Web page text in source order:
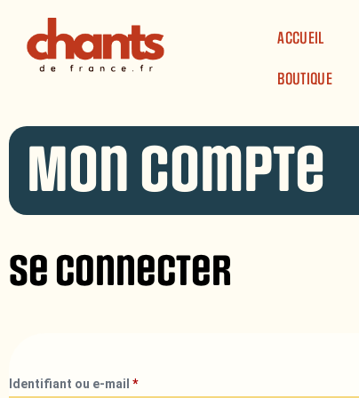
ACCUEIL
BOUTIQUE
Mon compte
Se connecter
Identifiant ou e-mail *